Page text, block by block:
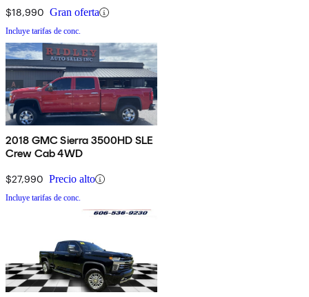
$18,990 Gran oferta
Incluye tarifas de conc.
2018 GMC Sierra 3500HD SLE
Crew Cab 4WD
$27,990 Precio alto
Incluye tarifas de conc.